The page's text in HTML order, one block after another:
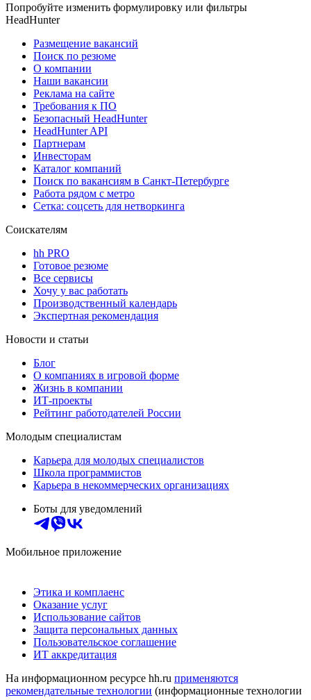
Попробуйте изменить формулировку или фильтры
HeadHunter
Размещение вакансий
Поиск по резюме
О компании
Наши вакансии
Реклама на сайте
Требования к ПО
Безопасный HeadHunter
HeadHunter API
Партнерам
Инвесторам
Каталог компаний
Поиск по вакансиям в Санкт-Петербурге
Работа рядом с метро
Сетка: соцсеть для нетворкинга
Соискателям
hh PRO
Готовое резюме
Все сервисы
Хочу у вас работать
Производственный календарь
Экспертная рекомендация
Новости и статьи
Блог
О компаниях в игровой форме
Жизнь в компании
ИТ-проекты
Рейтинг работодателей России
Молодым специалистам
Карьера для молодых специалистов
Школа программистов
Карьера в некоммерческих организациях
Боты для уведомлений
Мобильное приложение
Этика и комплаенс
Оказание услуг
Использование сайтов
Защита персональных данных
Пользовательское соглашение
ИТ аккредитация
На информационном ресурсе hh.ru применяются
рекомендательные технологии (информационные технологии